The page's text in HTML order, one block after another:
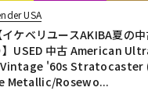
USA
イケベリユースAKIBA夏の
】USED 中古 American
'60s Stratocaster
Metallic/Rosewo...